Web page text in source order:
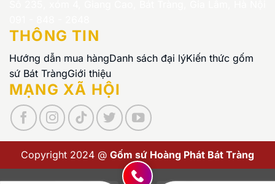
THÔNG TIN
Hướng dẫn mua hàngDanh sách đại lýKiến thức gốm
sứ Bát TràngGiới thiệu
MẠNG XÃ HỘI
Copyright 2024 @ Gốm sứ Hoàng Phát Bát Tràng